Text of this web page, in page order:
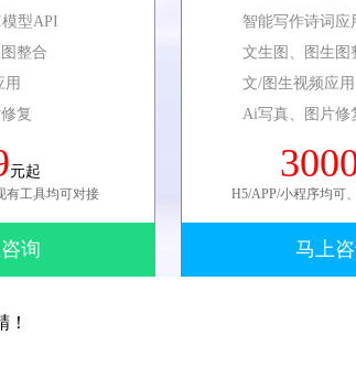
型API
整合
用
复
元起
有工具均可对接
询
智能写作诗词应
文生图、图生图
文/图生视频应用
Ai写真、图片修
H5/APP/小程序均可
马上